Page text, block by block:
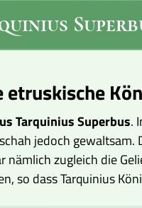
etruskische
Tarquinius Superbus.
jedoch gewaltsam.
nämlich zugleich die
so dass Tarquinius